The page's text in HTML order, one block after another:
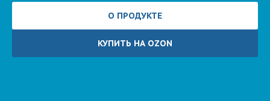
О ПРОДУКТЕ
КУПИТЬ НА OZON